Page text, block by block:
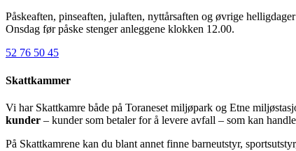
Påskeaften, pinseaften, julaften, nyttårsaften og øvrige
Onsdag før påske stenger anleggene klokken 12.00.
52 76 50 45
Skattkammer
Vi har Skattkamre både på Toraneset miljøpark og Etne
kunder – kunder som betaler for å levere avfall – som kan
På Skattkamrene kan du blant annet finne barneutstyr,